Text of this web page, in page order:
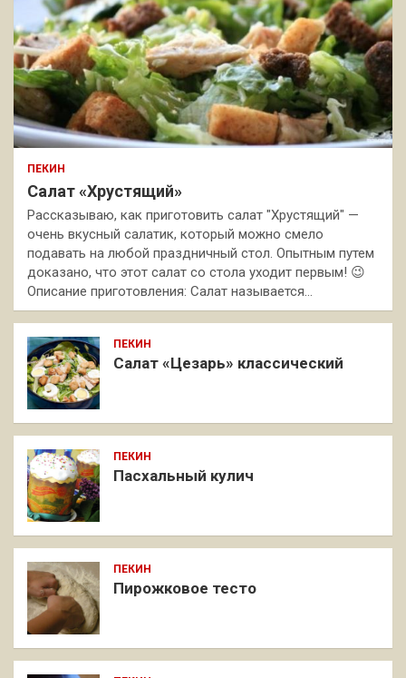
ПЕКИН
Салат «Хрустящий»
Рассказываю, как приготовить салат "Хрустящий" —
очень вкусный салатик, который можно смело
подавать на любой праздничный стол. Опытным путем
доказано, что этот салат со стола уходит первым! 😉
Описание приготовления: Салат называется…
ПЕКИН
Салат «Цезарь» классический
ПЕКИН
Пасхальный кулич
ПЕКИН
Пирожковое тесто